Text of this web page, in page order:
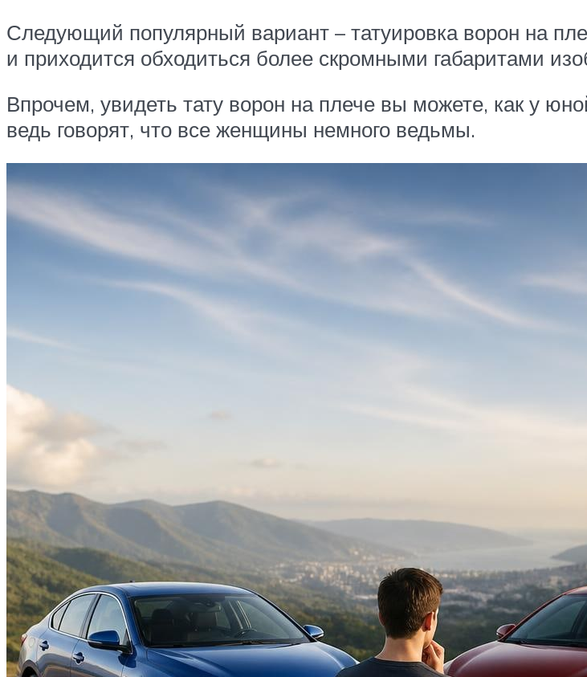
Следующий популярный вариант – татуировка ворон на
и приходится обходиться более скромными габаритами
Впрочем, увидеть тату ворон на плече вы можете, как у
ведь говорят, что все женщины немного ведьмы.